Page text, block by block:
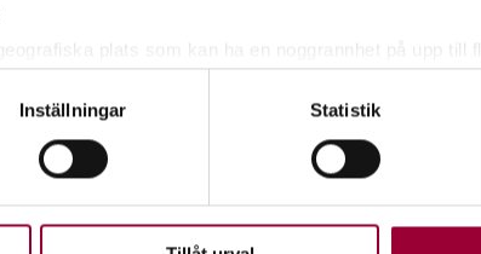
uppgifter behandlas och ställ in dina preferenser i
helst från cookie-förklaringen.
som möjligt använder vi kakor (cookies) på vår
Inställningar Statistik